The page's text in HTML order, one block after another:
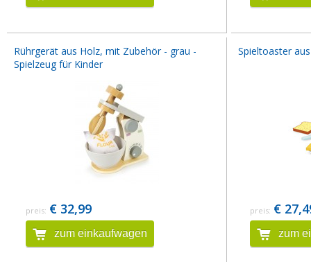
Rührgerät aus Holz, mit Zubehör - grau -
Spielzeug für Kinder
preis: € 32,99
zum einkaufwagen
Spieltoaster
preis: €
zum